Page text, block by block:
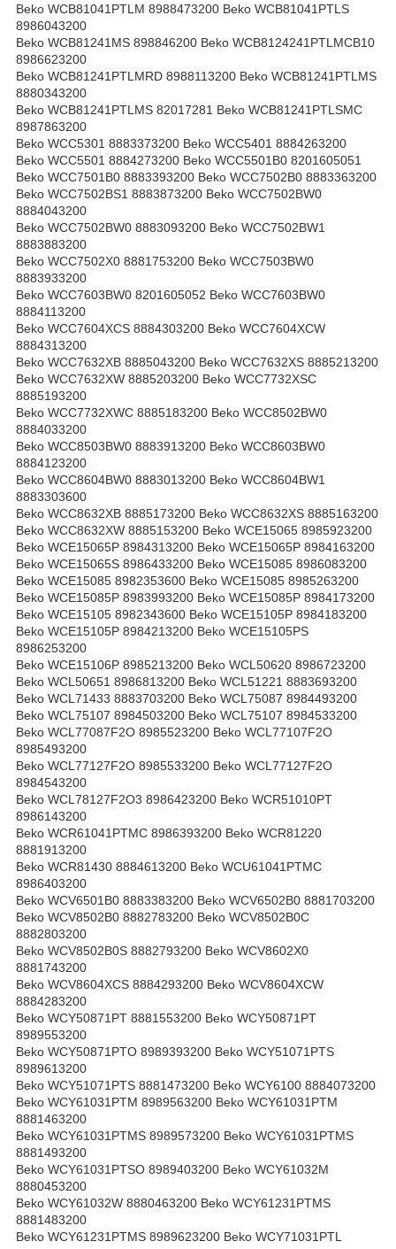
Beko WCB81041PTLM 8988473200 Beko WCB81041PTLS
8986043200
Beko WCB81241MS 898846200 Beko WCB8124241PTLMCB10
8986623200
Beko WCB81241PTLMRD 8988113200 Beko WCB81241PTLMS
8880343200
Beko WCB81241PTLMS 82017281 Beko WCB81241PTLSMC
8987863200
Beko WCC5301 8883373200 Beko WCC5401 8884263200
Beko WCC5501 8884273200 Beko WCC5501B0 8201605051
Beko WCC7501B0 8883393200 Beko WCC7502B0 8883363200
Beko WCC7502BS1 8883873200 Beko WCC7502BW0
8884043200
Beko WCC7502BW0 8883093200 Beko WCC7502BW1
8883883200
Beko WCC7502X0 8881753200 Beko WCC7503BW0
8883933200
Beko WCC7603BW0 8201605052 Beko WCC7603BW0
8884113200
Beko WCC7604XCS 8884303200 Beko WCC7604XCW
8884313200
Beko WCC7632XB 8885043200 Beko WCC7632XS 8885213200
Beko WCC7632XW 8885203200 Beko WCC7732XSC
8885193200
Beko WCC7732XWC 8885183200 Beko WCC8502BW0
8884033200
Beko WCC8503BW0 8883913200 Beko WCC8603BW0
8884123200
Beko WCC8604BW0 8883013200 Beko WCC8604BW1
8883303600
Beko WCC8632XB 8885173200 Beko WCC8632XS 8885163200
Beko WCC8632XW 8885153200 Beko WCE15065 8985923200
Beko WCE15065P 8984313200 Beko WCE15065P 8984163200
Beko WCE15065S 8986433200 Beko WCE15085 8986083200
Beko WCE15085 8982353600 Beko WCE15085 8985263200
Beko WCE15085P 8983993200 Beko WCE15085P 8984173200
Beko WCE15105 8982343600 Beko WCE15105P 8984183200
Beko WCE15105P 8984213200 Beko WCE15105PS
8986253200
Beko WCE15106P 8985213200 Beko WCL50620 8986723200
Beko WCL50651 8986813200 Beko WCL51221 8883693200
Beko WCL71433 8883703200 Beko WCL75087 8984493200
Beko WCL75107 8984503200 Beko WCL75107 8984533200
Beko WCL77087F2O 8985523200 Beko WCL77107F2O
8985493200
Beko WCL77127F2O 8985533200 Beko WCL77127F2O
8984543200
Beko WCL78127F2O3 8986423200 Beko WCR51010PT
8986143200
Beko WCR61041PTMC 8986393200 Beko WCR81220
8881913200
Beko WCR81430 8884613200 Beko WCU61041PTMC
8986403200
Beko WCV6501B0 8883383200 Beko WCV6502B0 8881703200
Beko WCV8502B0 8882783200 Beko WCV8502B0C
8882803200
Beko WCV8502B0S 8882793200 Beko WCV8602X0
8881743200
Beko WCV8604XCS 8884293200 Beko WCV8604XCW
8884283200
Beko WCY50871PT 8881553200 Beko WCY50871PT
8989553200
Beko WCY50871PTO 8989393200 Beko WCY51071PTS
8989613200
Beko WCY51071PTS 8881473200 Beko WCY6100 8884073200
Beko WCY61031PTM 8989563200 Beko WCY61031PTM
8881463200
Beko WCY61031PTMS 8989573200 Beko WCY61031PTMS
8881493200
Beko WCY61031PTSO 8989403200 Beko WCY61032M
8880453200
Beko WCY61032W 8880463200 Beko WCY61231PTMS
8881483200
Beko WCY61231PTMS 8989623200 Beko WCY71031PTL